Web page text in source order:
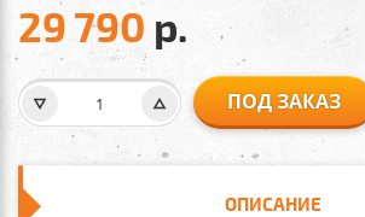
29 790 р.
ПОД ЗАКАЗ
ОПИСАНИЕ